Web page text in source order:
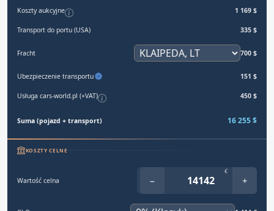
Koszty aukcyjne 1 169 $
Transport do portu (USA) 335 $
Fracht 700 $
Ubezpieczenie transportu 151 $
Usługa cars-world.pl (+VAT) 450 $
Suma (pojazd + transport) 16 255 $
KOSZTY CELNE
Wartość celna −
€
+